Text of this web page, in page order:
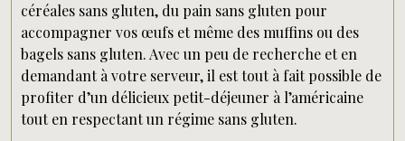
céréales sans gluten, du pain sans gluten pour
accompagner vos œufs et même des muffins ou des
bagels sans gluten. Avec un peu de recherche et en
demandant à votre serveur, il est tout à fait possible de
profiter d’un délicieux petit-déjeuner à l’américaine
tout en respectant un régime sans gluten.